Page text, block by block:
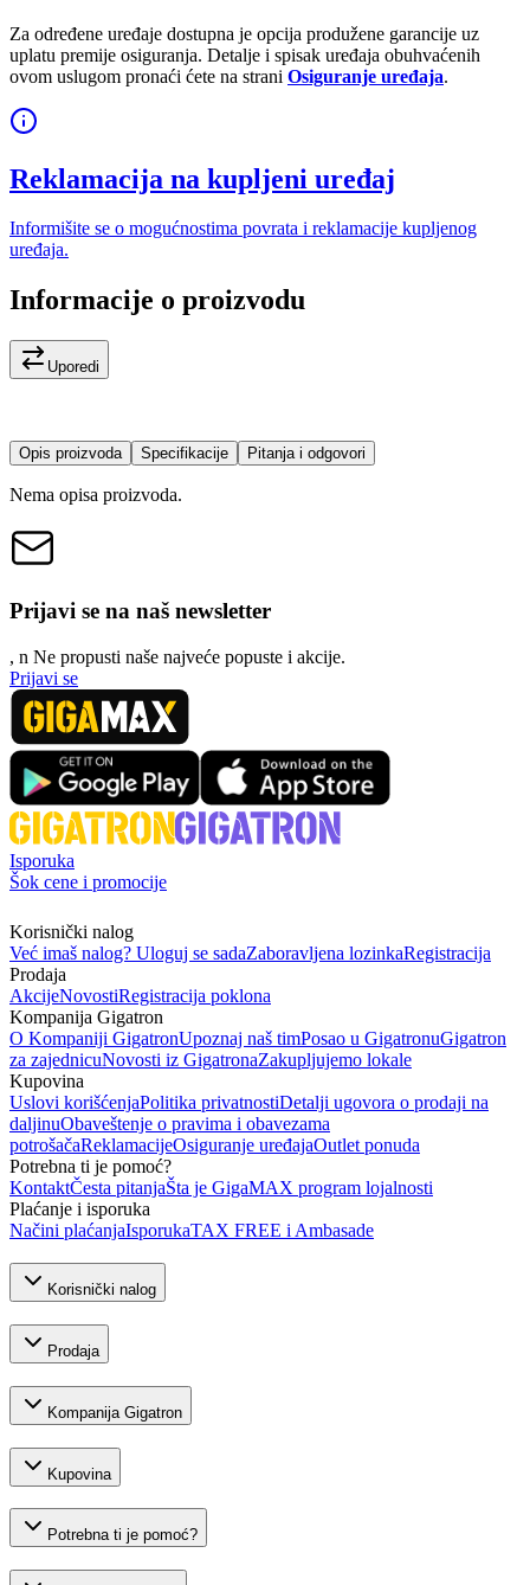
Za određene uređaje dostupna je opcija produžene garancije uz
uplatu premije osiguranja. Detalje i spisak uređaja obuhvaćenih
ovom uslugom pronaći ćete na strani Osiguranje uređaja.
Reklamacija na kupljeni uređaj
Informišite se o mogućnostima povrata i reklamacije kupljenog
uređaja.
Informacije o proizvodu
Uporedi
Opis proizvoda Specifikacije Pitanja i odgovori
Nema opisa proizvoda.
Prijavi se na naš newsletter
, n Ne propusti naše najveće popuste i akcije.
Prijavi se
Isporuka
Šok cene i promocije
Korisnički nalog
Već imaš nalog? Uloguj se sadaZaboravljena lozinkaRegistracija
Prodaja
AkcijeNovostiRegistracija poklona
Kompanija Gigatron
O Kompaniji GigatronUpoznaj naš timPosao u GigatronuGigatron
za zajednicuNovosti iz GigatronaZakupljujemo lokale
Kupovina
Uslovi korišćenjaPolitika privatnostiDetalji ugovora o prodaji na
daljinuObaveštenje o pravima i obavezama
potrošačaReklamacijeOsiguranje uređajaOutlet ponuda
Potrebna ti je pomoć?
KontaktČesta pitanjaŠta je GigaMAX program lojalnosti
Plaćanje i isporuka
Načini plaćanjaIsporukaTAX FREE i Ambasade
Korisnički nalog
Prodaja
Kompanija Gigatron
Kupovina
Potrebna ti je pomoć?